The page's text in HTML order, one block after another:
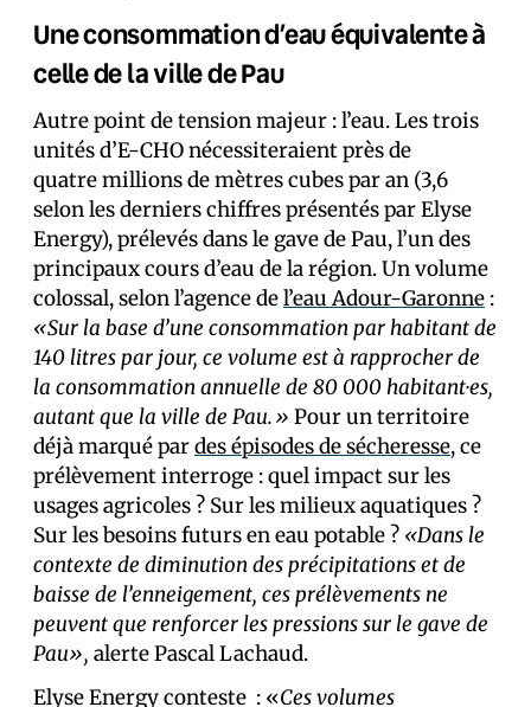
Une consommation d’eau équivalente à
celle de la ville de Pau
Autre point de tension majeur : l’eau. Les trois
unités d’E-CHO nécessiteraient près de
quatre millions de mètres cubes par an (3,6
selon les derniers chiffres présentés par Elyse
Energy), prélevés dans le gave de Pau, l’un des
principaux cours d’eau de la région. Un volume
colossal, selon l’agence del’eau Adour-Garonne :
«Sur la base d’une consommation par habitant de
140 litres par jour, ce volume est à rapprocher de
la consommation annuelle de 80 000 habitant·es,
autant que la ville de Pau.» Pour un territoire
déjà marqué pardes épisodes de sécheresse, ce
prélèvement interroge : quel impact sur les
usages agricoles ? Sur les milieux aquatiques ?
Sur les besoins futurs en eau potable ? «Dans le
contexte de diminution des précipitations et de
baisse de l’enneigement, ces prélèvements ne
peuvent que renforcer les pressions sur le gave de
Pau», alerte Pascal Lachaud.
Elyse Energy conteste : «Ces volumes